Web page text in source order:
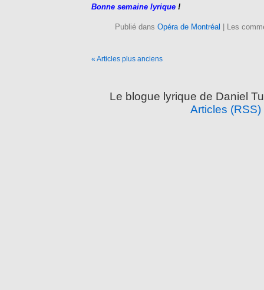
Bonne semaine lyrique !
Publié dans Opéra de Montréal Les
« Articles plus anciens
Le blogue lyrique de Daniel
Articles (RSS)